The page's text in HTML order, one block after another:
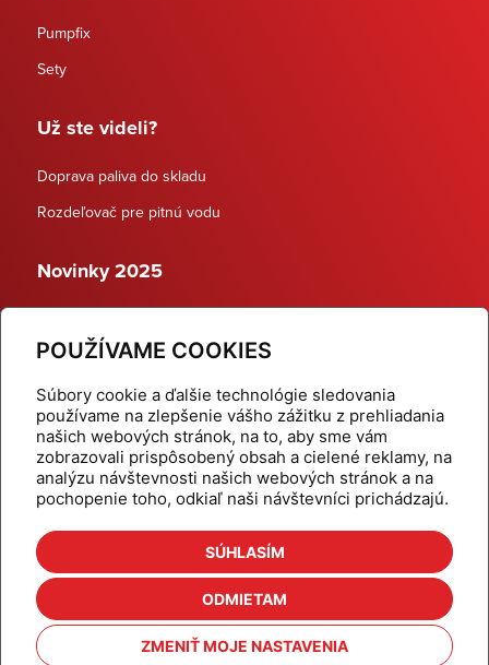
POUŽÍVAME COOKIES
Súbory cookie a ďalšie technológie sledovania
používame na zlepšenie vášho zážitku z prehliadania
našich webových stránok, na to, aby sme vám
zobrazovali prispôsobený obsah a cielené reklamy, na
analýzu návštevnosti našich webových stránok a na
pochopenie toho, odkiaľ naši návštevníci prichádzajú.
SÚHLASÍM
ODMIETAM
ZMENIŤ MOJE NASTAVENIA
Pumpfix
Sety
Už ste videli?
Doprava paliva do skladu
Rozdeľovač pre pitnú vodu
Novinky 2025
Dynamické termostatické ventily
Domov
Produkty
Aktuality
Odber šikovné tipy
Kalkulačky
Cenníky
Na stiahnutie
Referencie
Kontakt